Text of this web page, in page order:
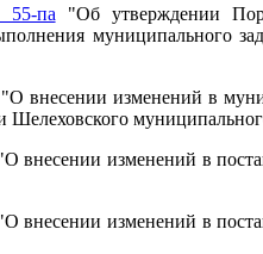
55-па "Об утверждении
муниципального
"О внесении изменений в
внесении изменений в
внесении изменений в